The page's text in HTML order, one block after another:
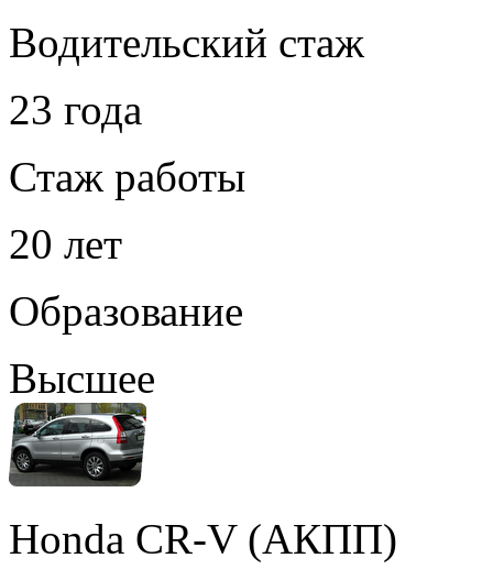
Водительский стаж
23 года
Стаж работы
20 лет
Образование
Высшее
Honda CR-V (АКПП)